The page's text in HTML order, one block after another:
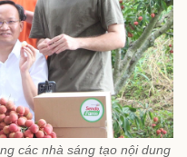
các nhà sáng tạo nội dung